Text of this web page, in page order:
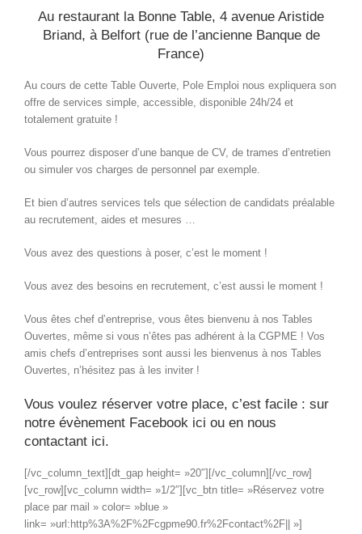
Au restaurant la Bonne Table, 4 avenue Aristide
Briand, à Belfort (rue de l’ancienne Banque de
France)
Au cours de cette Table Ouverte, Pole Emploi nous expliquera son
offre de services simple, accessible, disponible 24h/24 et
totalement gratuite !
Vous pourrez disposer d’une banque de CV, de trames d’entretien
ou simuler vos charges de personnel par exemple.
Et bien d’autres services tels que sélection de candidats préalable
au recrutement, aides et mesures …
Vous avez des questions à poser, c’est le moment !
Vous avez des besoins en recrutement, c’est aussi le moment !
Vous êtes chef d’entreprise, vous êtes bienvenu à nos Tables
Ouvertes, même si vous n’êtes pas adhérent à la CGPME ! Vos
amis chefs d’entreprises sont aussi les bienvenus à nos Tables
Ouvertes, n’hésitez pas à les inviter !
Vous voulez réserver votre place, c’est facile : sur
notre évènement Facebook ici ou en nous
contactant ici.
[/vc_column_text][dt_gap height= »20″][/vc_column][/vc_row]
[vc_row][vc_column width= »1/2″][vc_btn title= »Réservez votre
place par mail » color= »blue »
link= »url:http%3A%2F%2Fcgpme90.fr%2Fcontact%2F|| »]